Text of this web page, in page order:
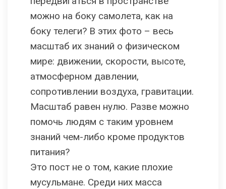
можно на боку самолета, как на
боку телеги? В этих фото – весь
масштаб их знаний о физическом
мире: движении, скорости, высоте,
атмосферном давлении,
сопротивлении воздуха, гравитации.
Масштаб равен нулю. Разве можно
помочь людям с таким уровнем
знаний чем-либо кроме продуктов
питания?
Это пост не о том, какие плохие
мусульмане. Среди них масса